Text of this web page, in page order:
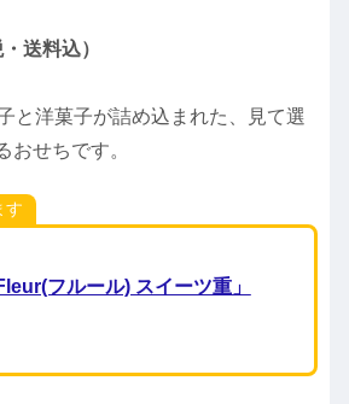
送料込）
と洋菓子が詰め込まれた、見て選
おせちです。
す
フルール) スイーツ重」